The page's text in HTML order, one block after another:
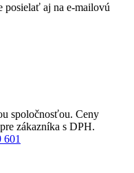
posielať aj na e-mailovú
spoločnosťou. Ceny
zákazníka s DPH.
601